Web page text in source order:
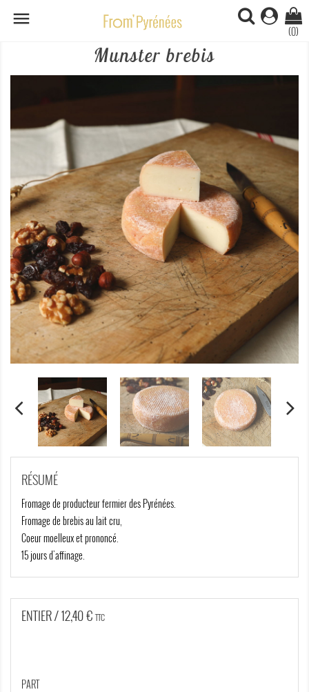

(0)
Munster brebis
RÉSUMÉ
Fromage de producteur fermier des Pyrénées.
Fromage de brebis au lait cru,
Coeur moelleux et prononcé.
15 jours d'affinage.
ENTIER / 12,40 € TTC
PART